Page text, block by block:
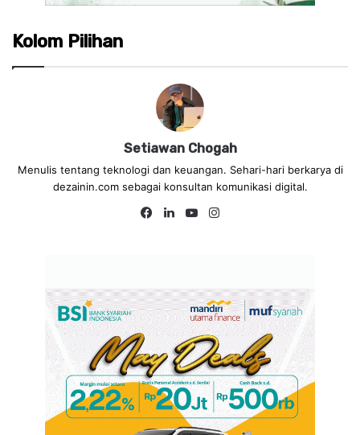
Kolom Pilihan
Setiawan Chogah
Menulis tentang teknologi dan keuangan. Sehari-hari berkarya di
dezainin.com sebagai konsultan komunikasi digital.
Fa
Lin
Yo